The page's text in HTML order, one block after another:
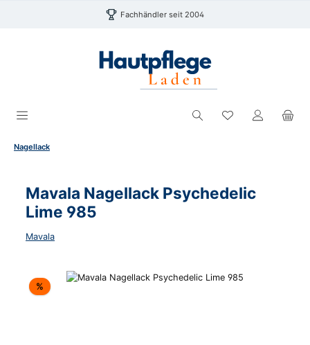
Zum Hauptinhalt springen Fachhändler seit 2004
Du hast 0
Nagellack
Mavala Nagellack Psychedelic
Lime 985
Mavala
Bildergalerie überspringen
% Rabatt